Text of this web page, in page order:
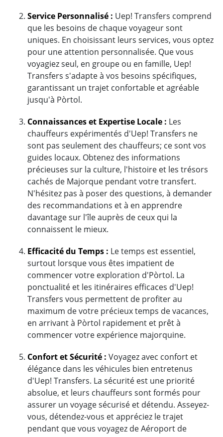
Service Personnalisé : Uep! Transfers comprend
que les besoins de chaque voyageur sont
uniques. En choisissant leurs services, vous optez
pour une attention personnalisée. Que vous
voyagiez seul, en groupe ou en famille, Uep!
Transfers s'adapte à vos besoins spécifiques,
garantissant un trajet confortable et agréable
jusqu'à Pòrtol.
Connaissances et Expertise Locale : Les
chauffeurs expérimentés d'Uep! Transfers ne
sont pas seulement des chauffeurs; ce sont vos
guides locaux. Obtenez des informations
précieuses sur la culture, l'histoire et les trésors
cachés de Majorque pendant votre transfert.
N'hésitez pas à poser des questions, à demander
des recommandations et à en apprendre
davantage sur l'île auprès de ceux qui la
connaissent le mieux.
Efficacité du Temps : Le temps est essentiel,
surtout lorsque vous êtes impatient de
commencer votre exploration d'Pòrtol. La
ponctualité et les itinéraires efficaces d'Uep!
Transfers vous permettent de profiter au
maximum de votre précieux temps de vacances,
en arrivant à Pòrtol rapidement et prêt à
commencer votre expérience majorquine.
Confort et Sécurité : Voyagez avec confort et
élégance dans les véhicules bien entretenus
d'Uep! Transfers. La sécurité est une priorité
absolue, et leurs chauffeurs sont formés pour
assurer un voyage sécurisé et détendu. Asseyez-
vous, détendez-vous et appréciez le trajet
pendant que vous voyagez de Aéroport de